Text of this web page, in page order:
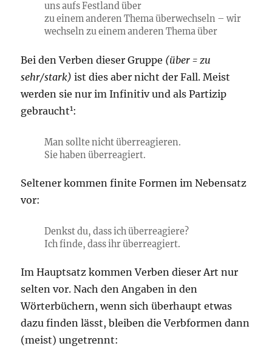
uns aufs Festland über
zu einem anderen Thema überwechseln – wir
wechseln zu einem anderen Thema über
Bei den Verben dieser Gruppe (über = zu
sehr/stark) ist dies aber nicht der Fall. Meist
werden sie nur im Infinitiv und als Partizip
gebraucht1:
Man sollte nicht überreagieren.
Sie haben überreagiert.
Seltener kommen finite Formen im Nebensatz
vor:
Denkst du, dass ich überreagiere?
Ich finde, dass ihr überreagiert.
Im Hauptsatz kommen Verben dieser Art nur
selten vor. Nach den Angaben in den
Wörterbüchern, wenn sich überhaupt etwas
dazu finden lässt, bleiben die Verbformen dann
(meist) ungetrennt: